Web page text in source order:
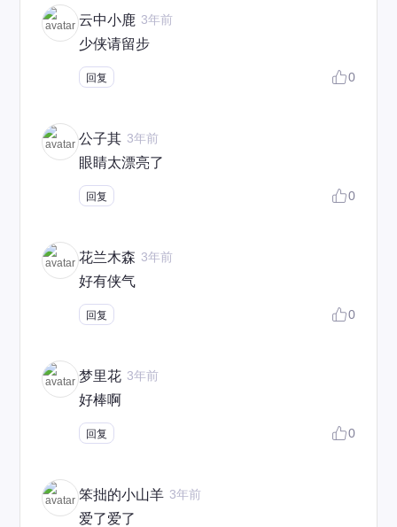
云中小鹿 3年前
少侠请留步
回复 0
公子其 3年前
眼睛太漂亮了
回复 0
花兰木森 3年前
好有侠气
回复 0
梦里花 3年前
好棒啊
回复 0
笨拙的小山羊 3年前
爱了爱了